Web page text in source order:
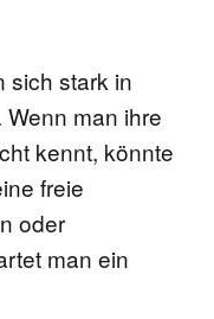
sich stark in
man ihre
kennt, könnte
freie
oder
man ein